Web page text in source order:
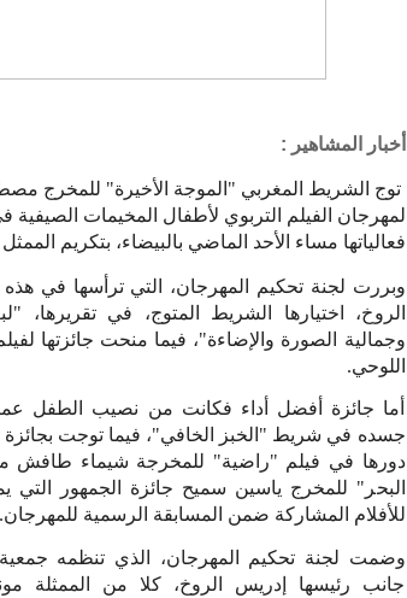
أخبار المشاهير :
توج الشريط المغربي "الموجة الأخيرة" للمخرج
لمهرجان الفيلم التربوي لأطفال المخيمات
فعالياتها مساء الأحد الماضي بالبيضاء، بتكريم
وبررت لجنة تحكيم المهرجان، التي ترأسها في
الروخ، اختيارها الشريط المتوج، في تقريرها،
وجمالية الصورة والإضاءة"، فيما منحت جائزتها
اللوحي.
أما جائزة أفضل أداء فكانت من نصيب الطفل
جسده في شريط "الخبز الخافي"، فيما توجت
دورها في فيلم "راضية" للمخرجة شيماء طافش
البحر" للمخرج ياسين سميح جائزة الجمهور التي
للأفلام المشاركة ضمن المسابقة الرسمية للمهرجان.
وضمت لجنة تحكيم المهرجان، الذي تنظمه
جانب رئيسها إدريس الروخ، كلا من الممثلة